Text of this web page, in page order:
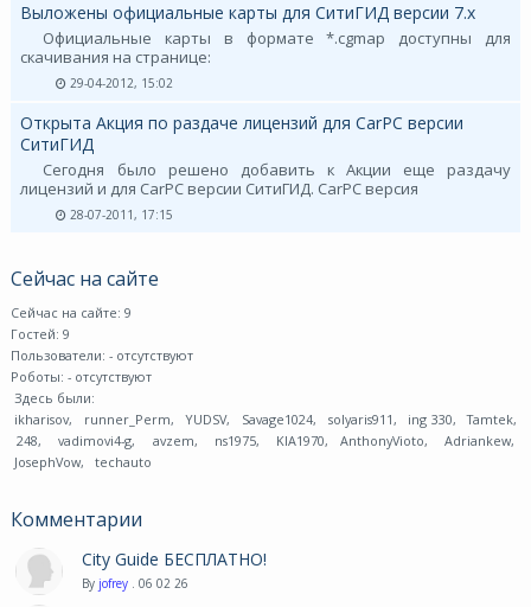
Выложены официальные карты для СитиГИД версии 7.х
Официальные карты в формате *.cgmap доступны для
скачивания на странице:
29-04-2012, 15:02
Открыта Акция по раздаче лицензий для CarPC версии
СитиГИД
Сегодня было решено добавить к Акции еще раздачу
лицензий и для CarPC версии СитиГИД. CarPC версия
28-07-2011, 17:15
Сейчас на сайте
Сейчас на сайте: 9
Гостей: 9
Пользователи: - отсутствуют
Роботы: - отсутствуют
Здесь были:
ikharisov, runner_Perm, YUDSV, Savage1024, solyaris911, ing 330, Tamtek,
248, vadimovi4-g, avzem, ns1975, KIA1970, AnthonyVioto, Adriankew,
JosephVow, techauto
Комментарии
City Guide БЕСПЛАТНО!
By jofrey . 06 02 26